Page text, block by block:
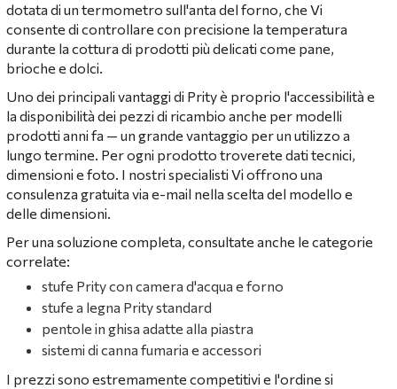
dotata di un termometro sull'anta del forno, che Vi
consente di controllare con precisione la temperatura
durante la cottura di prodotti più delicati come pane,
brioche e dolci.
Uno dei principali vantaggi di Prity è proprio l'accessibilità e
la disponibilità dei pezzi di ricambio anche per modelli
prodotti anni fa — un grande vantaggio per un utilizzo a
lungo termine. Per ogni prodotto troverete dati tecnici,
dimensioni e foto. I nostri specialisti Vi offrono una
consulenza gratuita via e-mail nella scelta del modello e
delle dimensioni.
Per una soluzione completa, consultate anche le categorie
correlate:
stufe Prity con camera d'acqua e forno
stufe a legna Prity standard
pentole in ghisa adatte alla piastra
sistemi di canna fumaria e accessori
I prezzi sono estremamente competitivi e l'ordine si